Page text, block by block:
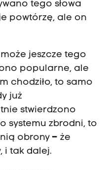
tego słowa
powtórzę, ale on
jeszcze tego
ono popularne, ale
chodziło, to samo
już
stwierdzono
systemu zbrodni, to
obrony – że
i tak dalej.